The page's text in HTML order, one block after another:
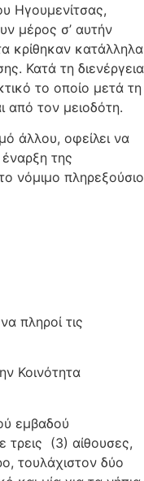
Ηγουμενίτσας,
μέρος σ’ αυτήν
κρίθηκαν κατάλληλα
Κατά τη διενέργεια
το οποίο μετά τη
από τον μειοδότη.
άλλου, οφείλει να
της
νόμιμο πληρεξούσιο
πληροί τις
Κοινότητα
εμβαδού
τρεις (3) αίθουσες,
τουλάχιστον δύο